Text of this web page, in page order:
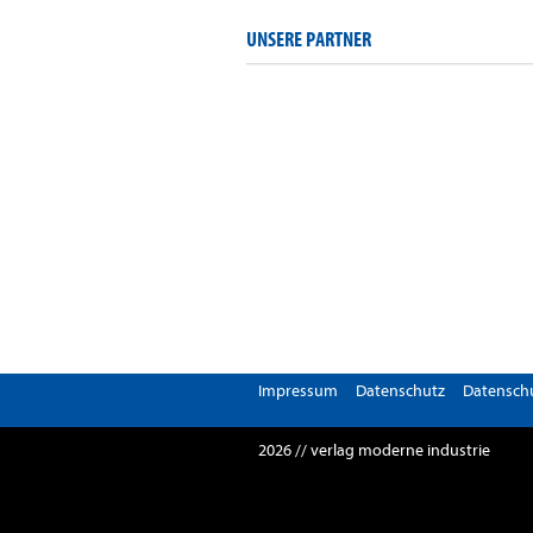
UNSERE PARTNER
Impressum Datenschutz
2026 // verlag moderne industrie